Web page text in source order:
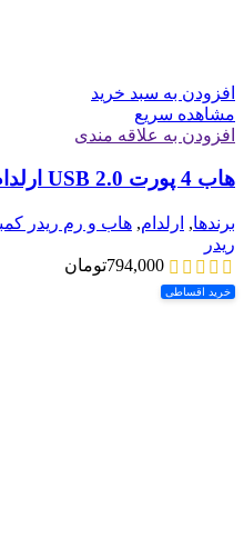
افزودن به سبد خرید
مشاهده سریع
افزودن به علاقه مندی
هاب 4 پورت USB 2.0 ارلدام مدل ET-HUB13
برندها, ارلدام, هاب و رم ریدر
ریدر
794,000تومان
خرید اقساطی